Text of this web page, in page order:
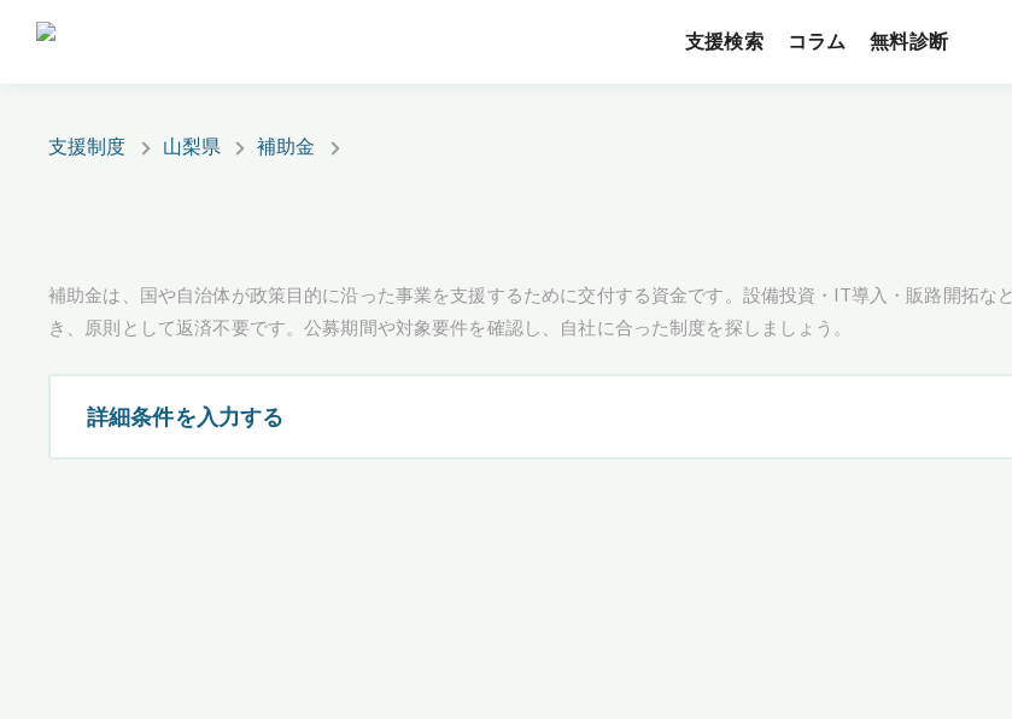
支援検索 コラム 無料診断
支援制度 山梨県 補助金
補助金は、国や自治体が政策目的に沿った事業を支援するために交付する資金です。設備投資・IT導入・販路開拓な
き、原則として返済不要です。公募期間や対象要件を確認し、自社に合った制度を探しましょう。
詳細条件を入力する